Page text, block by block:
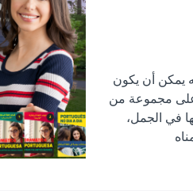
يمكن أن يكون
على مجموعة من
في الجمل،